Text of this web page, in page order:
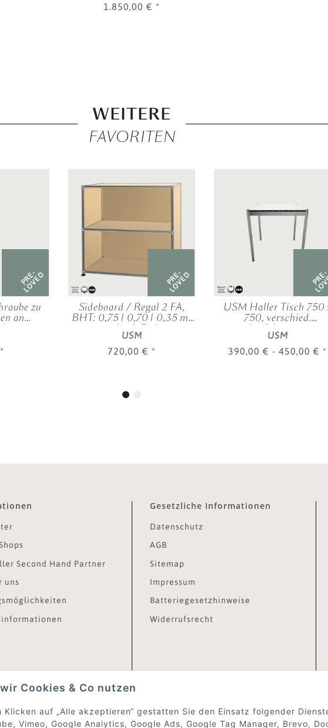
Cookies & Co nutzen
Klicken auf „Alle akzeptieren“ gestatten Sie den Einsatz folgender
Vimeo, Google Analytics, Google Ads, Google Tag Manager, Brevo,
1.850,00 € *
WEITERE
FAVORITEN
PRE-
LOVED
zu
an
*
PRE-
LOVED
Sideboard / Regal 2 FA,
BHT: 0,75 | 0,70 | 0,35 m,
verschied. Farben
USM
720,00 € *
USM Haller Tisch 750
750, verschied.
Ausführungen
USM
390,00 € - 450,00 € *
Second Hand Partner
uns
Gesetzliche Informationen
Datenschutz
AGB
Sitemap
Impressum
Batteriegesetzhinweise
Widerrufsrecht